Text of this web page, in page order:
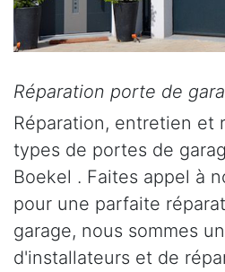
Réparation porte de
Réparation, entretien et
types de portes de
Boekel . Faites appel à
pour une parfaite
garage, nous sommes
d'installateurs et de